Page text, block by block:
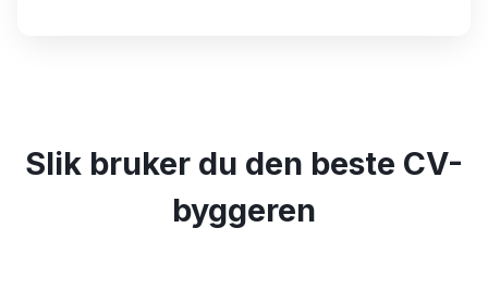
Slik bruker du den beste CV-
byggeren